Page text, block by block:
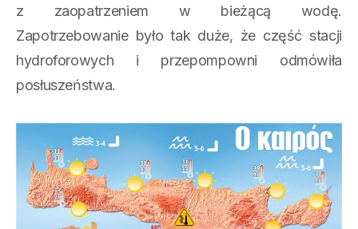
z zaopatrzeniem w bieżącą wodę.
Zapotrzebowanie było tak duże, że część stacji
hydroforowych i przepompowni odmówiła
posłuszeństwa.